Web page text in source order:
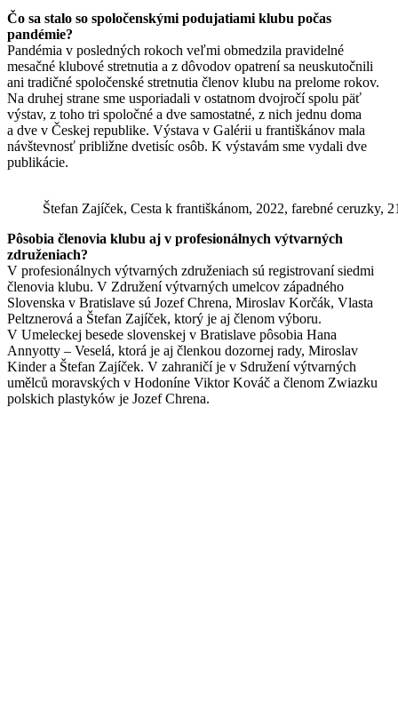
Čo sa stalo so spoločenskými podujatiami klubu počas
pandémie?
Pandémia v posledných rokoch veľmi obmedzila pravidelné
mesačné klubové stretnutia a z dôvodov opatrení sa neuskutočnili
ani tradičné spoločenské stretnutia členov klubu na prelome rokov.
Na druhej strane sme usporiadali v ostatnom dvojročí spolu päť
výstav, z toho tri spoločné a dve samostatné, z nich jednu doma
a dve v Českej republike. Výstava v Galérii u františkánov mala
návštevnosť približne dvetisíc osôb. K výstavám sme vydali dve
publikácie.
Štefan Zajíček, Cesta k františkánom, 2022, farebné ceruzky,
Pôsobia členovia klubu aj v profesionálnych výtvarných
združeniach?
V profesionálnych výtvarných združeniach sú registrovaní siedmi
členovia klubu. V Združení výtvarných umelcov západného
Slovenska v Bratislave sú Jozef Chrena, Miroslav Korčák, Vlasta
Peltznerová a Štefan Zajíček, ktorý je aj členom výboru.
V Umeleckej besede slovenskej v Bratislave pôsobia Hana
Annyotty – Veselá, ktorá je aj členkou dozornej rady, Miroslav
Kinder a Štefan Zajíček. V zahraničí je v Sdružení výtvarných
umělců moravských v Hodoníne Viktor Kováč a členom Zwiazku
polskich plastyków je Jozef Chrena.